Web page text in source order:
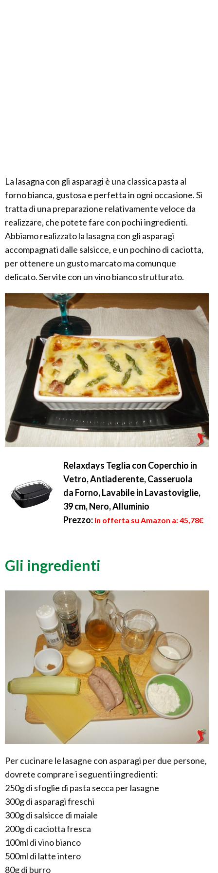
La lasagna con gli asparagi è una classica pasta al
forno bianca, gustosa e perfetta in ogni occasione. Si
tratta di una preparazione relativamente veloce da
realizzare, che potete fare con pochi ingredienti.
Abbiamo realizzato la lasagna con gli asparagi
accompagnati dalle salsicce, e un pochino di caciotta,
per ottenere un gusto marcato ma comunque
delicato. Servite con un vino bianco strutturato.
Relaxdays Teglia con Coperchio in
Vetro, Antiaderente, Casseruola
da Forno, Lavabile in Lavastoviglie,
39 cm, Nero, Alluminio
Prezzo: in offerta su Amazon a: 45,78€
Gli ingredienti
Per cucinare le lasagne con asparagi per due persone,
dovrete comprare i seguenti ingredienti:
250g di sfoglie di pasta secca per lasagne
300g di asparagi freschi
300g di salsicce di maiale
200g di caciotta fresca
100ml di vino bianco
500ml di latte intero
80g di burro